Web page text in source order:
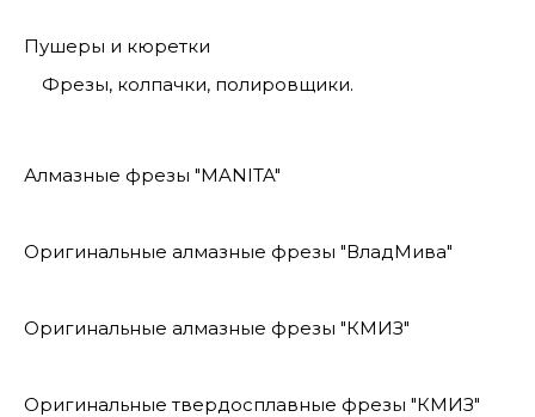
Пушеры и кюретки
Фрезы, колпачки, полировщики.
Алмазные фрезы "MANITA"
Оригинальные алмазные фрезы "ВладМива"
Оригинальные алмазные фрезы "КМИЗ"
Оригинальные твердосплавные фрезы "КМИЗ"